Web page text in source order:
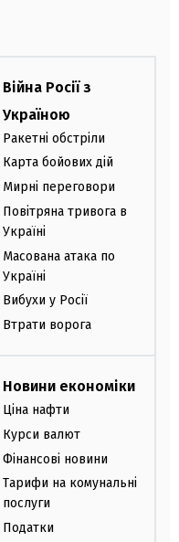
Війна Росії з
Україною
Ракетні обстріли
Карта бойових дій
Мирні переговори
Повітряна тривога в
Україні
Масована атака по
Україні
Вибухи у Росії
Втрати ворога
Новини економіки
Ціна нафти
Курси валют
Фінансові новини
Тарифи на комунальні
послуги
Податки